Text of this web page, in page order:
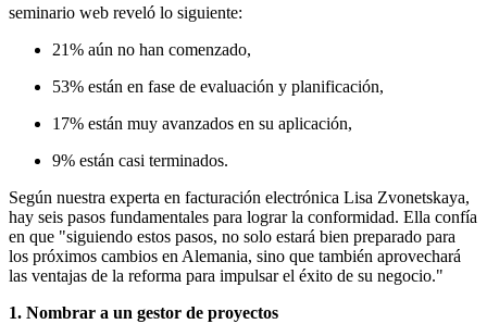
seminario web reveló lo siguiente:
21% aún no han comenzado,
53% están en fase de evaluación y planificación,
17% están muy avanzados en su aplicación,
9% están casi terminados.
Según nuestra experta en facturación electrónica Lisa Zvonetskaya,
hay seis pasos fundamentales para lograr la conformidad. Ella confía
en que "siguiendo estos pasos, no solo estará bien preparado para
los próximos cambios en Alemania, sino que también aprovechará
las ventajas de la reforma para impulsar el éxito de su negocio."
1. Nombrar a un gestor de proyectos